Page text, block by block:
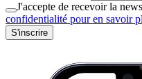
J'accepte de recevoir la
confidentialité pour en savoir
S'inscrire